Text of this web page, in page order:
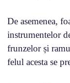
De asemenea,
instrumentelor
frunzelor și
felul acesta se